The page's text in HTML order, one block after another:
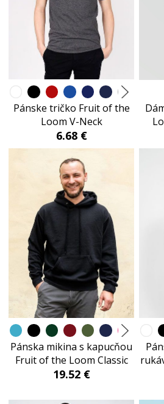
Pánske tričko Fruit of the
Loom V-Neck
6.68 €
Pánska mikina s kapucňou
Fruit of the Loom Classic
19.52 €